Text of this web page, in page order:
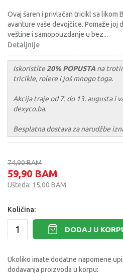
Ovaj šaren i privlačan tricikl sa likom
avanture vaše devojčice. Pomaže joj
veštine i samopouzdanje u bez...
Detaljnije
Iskoristite20% POPUSTA na
tricikle, rolere i još mnogo toga.
Akcija traje od 7. do 13. augusta i
dexyco.ba.
Besplatna dostava za narudžbe
74,90BAM
59,90 BAM
Ušteda: 15,00 BAM
Količina:
DODAJ U
Ukoliko imate dodatne napomene
dodavanja proizvoda u korpu: